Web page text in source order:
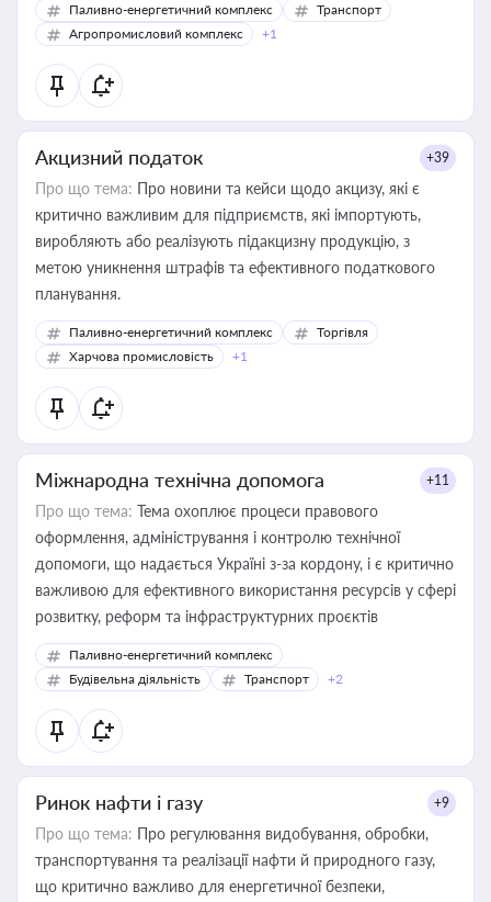
Паливно-енергетичний комплекс
Транспорт
Агропромисловий комплекс
+1
Акцизний податок +39
Про що тема: Про новини та кейси щодо акцизу, які є
критично важливим для підприємств, які імпортують,
виробляють або реалізують підакцизну продукцію, з
метою уникнення штрафів та ефективного податкового
планування.
Паливно-енергетичний комплекс
Торгівля
Харчова промисловість
+1
Міжнародна технічна допомога +11
Про що тема: Тема охоплює процеси правового
оформлення, адміністрування і контролю технічної
допомоги, що надається Україні з-за кордону, і є критично
важливою для ефективного використання ресурсів у сфері
розвитку, реформ та інфраструктурних проєктів
Паливно-енергетичний комплекс
Будівельна діяльність
Транспорт +2
Ринок нафти і газу +9
Про що тема: Про регулювання видобування, обробки,
транспортування та реалізації нафти й природного газу,
що критично важливо для енергетичної безпеки,